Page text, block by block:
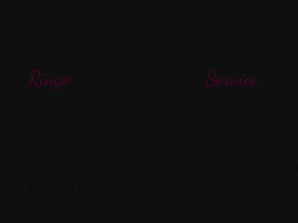
Ringe Service